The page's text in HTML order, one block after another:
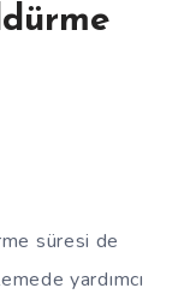
süresi de
yardımcı